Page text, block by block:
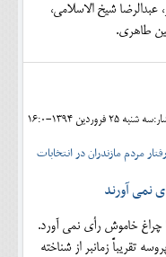
عبدالرضا شیخ الاسلامی،
طاهری.
شنبه 25 فروردين 1394-16:0
مردم مازندران در انتخابات
نمی آورند
چراغ خاموش رأی نمی آورد.
تقریباً زمانبر از شناخته